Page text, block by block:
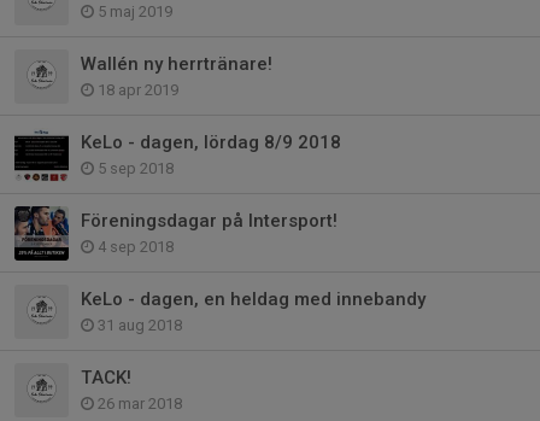
5 maj 2019
Wallén ny herrtränare!
18 apr 2019
KeLo - dagen, lördag 8/9 2018
5 sep 2018
Föreningsdagar på Intersport!
4 sep 2018
KeLo - dagen, en heldag med innebandy
31 aug 2018
TACK!
26 mar 2018